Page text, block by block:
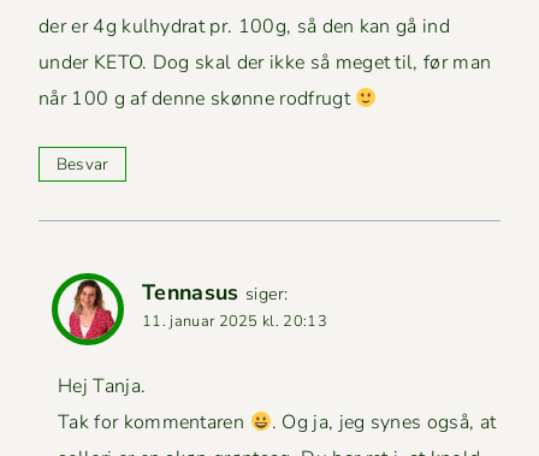
der er 4g kul­hy­drat pr. 100g, så den kan gå ind
under KETO. Dog skal der ikke så meget til, før man
når 100 g af denne skønne rodfrugt
Besvar
Tennasus siger:
11. januar 2025 kl. 20:13
Hej Tan­ja.
Tak for kom­mentaren
. Og ja, jeg synes også, at